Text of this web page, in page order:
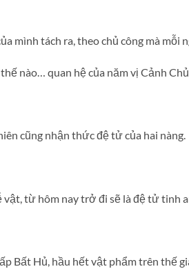
mình tách ra, theo chủ công mà mỗi
nào… quan hệ của năm vị Cảnh
cũng nhận thức đệ tử của hai nàng.
từ hôm nay trở đi sẽ là đệ tử tinh
Bất Hủ, hầu hết vật phẩm trên thế